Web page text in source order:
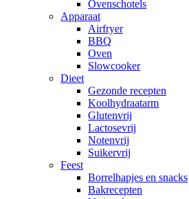
Ovenschotels
Apparaat
Airfryer
BBQ
Oven
Slowcooker
Dieet
Gezonde recepten
Koolhydraatarm
Glutenvrij
Lactosevrij
Notenvrij
Suikervrij
Feest
Borrelhapjes en snacks
Bakrecepten